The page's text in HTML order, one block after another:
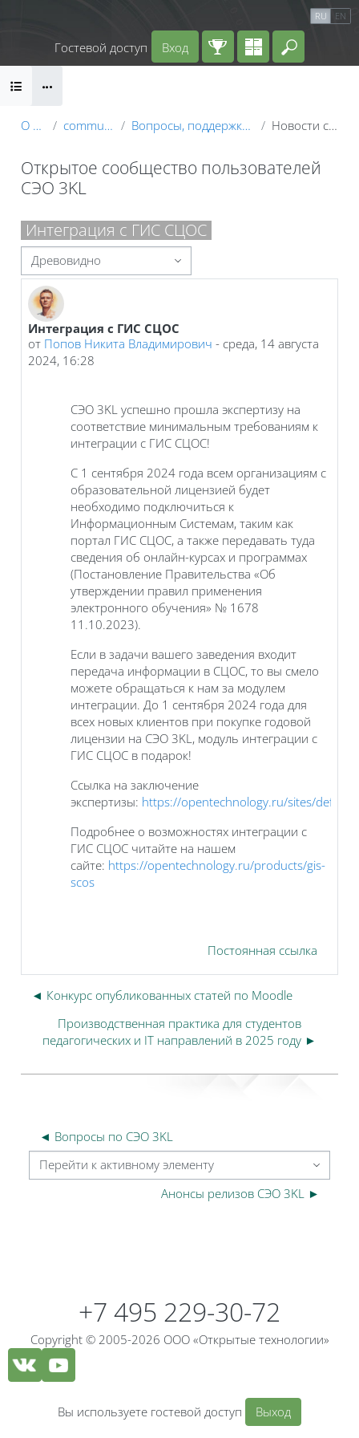
RU EN
Введите
Гостевой доступ Вход
Блоки
О курсе community_users Вопросы, поддержка и обмен опытом Новости сообщества
Открытое сообщество пользователей
СЭО 3KL
Блоки
Интеграция с ГИС СЦОС
Режим отображения
Интеграция с ГИС СЦОС
от Попов Никита Владимирович - среда, 14 августа
2024, 16:28
Количество ответов: 0
СЭО 3KL успешно прошла экспертизу на
соответствие минимальным требованиям к
интеграции с ГИС СЦОС!
С 1 сентября 2024 года всем организациям с
образовательной лицензией будет
необходимо подключиться к
Информационным Системам, таким как
портал ГИС СЦОС, а также передавать туда
сведения об онлайн-курсах и программах
(Постановление Правительства «Об
утверждении правил применения
электронного обучения» № 1678
11.10.2023).
Если в задачи вашего заведения входит
передача информации в СЦОС, то вы смело
можете обращаться к нам за модулем
интеграции. До 1 сентября 2024 года для
всех новых клиентов при покупке годовой
лицензии на СЭО 3KL, модуль интеграции с
ГИС СЦОС в подарок!
Ссылка на заключение
экспертизы: https://opentechnology.ru/sites/
Подробнее о возможностях интеграции с
ГИС СЦОС читайте на нашем
сайте: https://opentechnology.ru/products/gis-
scos
Постоянная ссылка
◄ Конкурс опубликованных статей по Moodle
Производственная практика для студентов
педагогических и IT направлений в 2025 году ►
◄ Вопросы по СЭО 3KL
Перейти к активному элементу
Анонсы релизов СЭО 3KL ►
+7 495 229-30-72
Copyright © 2005-2026 ООО «Открытые технологии»
Вы используете гостевой доступ Выход